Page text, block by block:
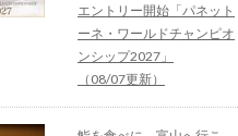
エントリー開始「パネット
ーネ・ワールドチャンピオ
ンシップ2027」
（08/07更新）